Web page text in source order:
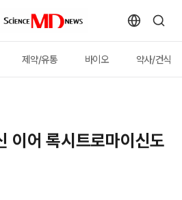
제약/유통 바이오 약사/건식
이어 록시트로마이신도